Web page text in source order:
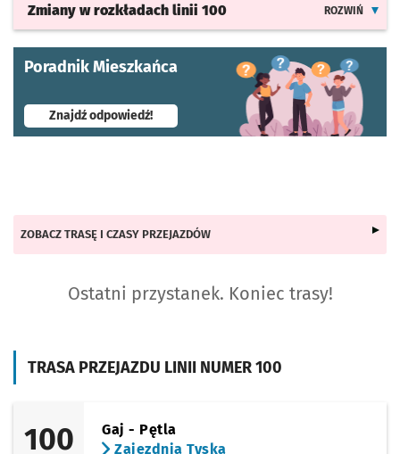
Zmiany w rozkładach linii 100 ROZWIŃ
Poradnik Mieszkańca
Znajdź odpowiedź!- otworzy się w nowej karcie
TRASA PRZEJAZDU LINII NUMER 100
100
Gaj - Pętla
Zajezdnia Tyska
ZOBACZ TRASĘ I CZASY PRZEJAZDÓW
Ostatni przystanek. Koniec trasy!